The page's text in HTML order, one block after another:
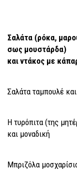
Σαλάτα (ρόκα,
σως μουστάρδα)
και ντάκος με
Σαλάτα ταμπουλέ
Η τυρόπιτα (της
και μοναδική
Μπριζόλα